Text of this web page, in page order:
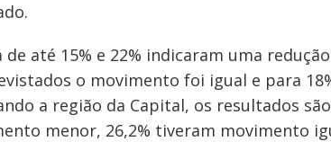
até 15% e 22% indicaram uma
o movimento foi igual e para
a região da Capital, os resultados
menor, 26,2% tiveram movimento